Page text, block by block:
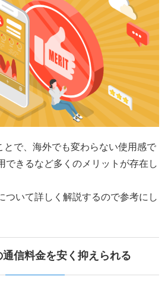
とで、海外でも変わらない使用感で
できるなど多くのメリットが存在し
ついて詳しく解説するので参考にし
信料金を安く抑えられる